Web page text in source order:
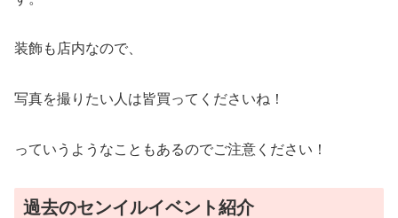
装飾も店内なので、
写真を撮りたい人は皆買ってくださいね！
っていうようなこともあるのでご注意ください！
過去のセンイルイベント紹介